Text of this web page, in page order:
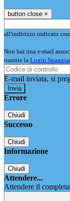
button close ×
all'indirizzo indicato
Non hai una e-mail
tramite la Login
E-mail inviata, si
Errore
Chiudi
Successo
Chiudi
Informazione
Chiudi
Attendere...
Attendere il